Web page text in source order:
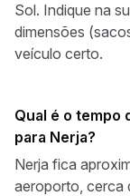
Sol. Indique na
dimensões
veículo certo.
Qual é o tempo
para Nerja?
Nerja fica
aeroporto, cerca